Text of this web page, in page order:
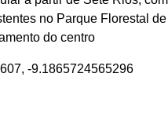
no Parque Florestal
do centro
-9.1865724565296